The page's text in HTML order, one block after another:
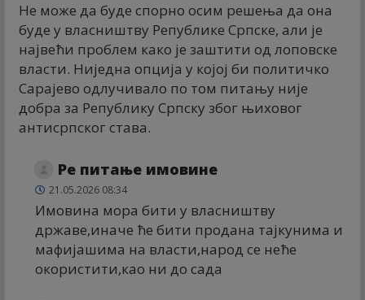
Не може да буде спорно осим решења да она
буде у власништву Републике Српске, али је
највећи проблем како је заштити од лоповске
власти. Ниједна опција у којој би политичко
Сарајево одлучивало по том питању није
добра за Републику Српску због њиховог
антисрпског става.
Ре питање имовине
21.05.2026 08:34
Имовина мора бити у власништву
државе,иначе ће бити продана тајкунима и
мафијашима на власти,народ се неће
окористити,као ни до сада